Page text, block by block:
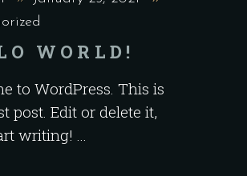
WORLD!
to WordPress. This is
post. Edit or delete it,
writing!